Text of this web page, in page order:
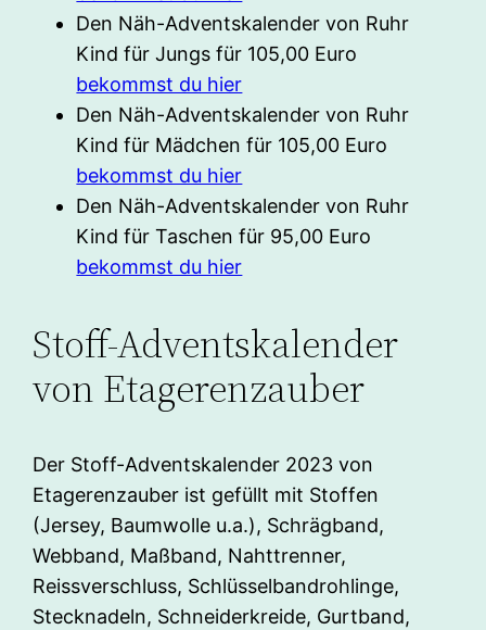
Den Näh-Adventskalender von Ruhr
Kind für Jungs für 105,00 Euro
bekommst du hier
Den Näh-Adventskalender von Ruhr
Kind für Mädchen für 105,00 Euro
bekommst du hier
Den Näh-Adventskalender von Ruhr
Kind für Taschen für 95,00 Euro
bekommst du hier
Stoff-Adventskalender
von Etagerenzauber
Der Stoff-Adventskalender 2023 von
Etagerenzauber ist gefüllt mit Stoffen
(Jersey, Baumwolle u.a.), Schrägband,
Webband, Maßband, Nahttrenner,
Reissverschluss, Schlüsselbandrohlinge,
Stecknadeln, Schneiderkreide, Gurtband,